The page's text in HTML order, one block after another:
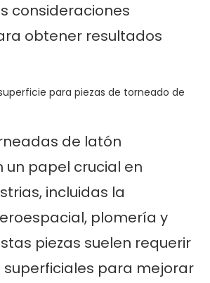
consideraciones
obtener resultados
de latón
papel crucial en
incluidas la
plomería y
piezas suelen requerir
para mejorar